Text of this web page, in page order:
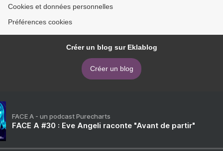
Cookies et données personnelles
Préférences cookies
Créer un blog sur Eklablog
Créer un blog
FACE A - un podcast Purecharts
FACE A #30 : Eve Angeli raconte "Avant de partir"